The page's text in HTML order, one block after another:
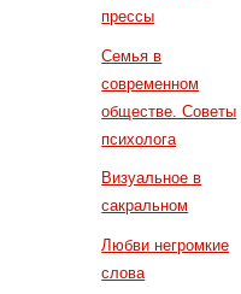
прессы
Семья в
современном
обществе. Советы
психолога
Визуальное в
сакральном
Любви негромкие
слова